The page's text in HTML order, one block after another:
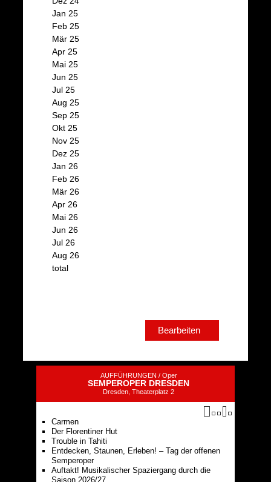
Jan 25
Feb 25
Mär 25
Apr 25
Mai 25
Jun 25
Jul 25
Aug 25
Sep 25
Okt 25
Nov 25
Dez 25
Jan 26
Feb 26
Mär 26
Apr 26
Mai 26
Jun 26
Jul 26
Aug 26
total
Bearbeiten
AUFFÜHRUNGEN / Oper
SEMPEROPER DRESDEN
Dresden, Theaterplatz 2
Carmen
Der Florentiner Hut
Trouble in Tahiti
Entdecken, Staunen, Erleben! – Tag der offenen
Semperoper
Auftakt! Musikalischer Spaziergang durch die
Saison 2026/27